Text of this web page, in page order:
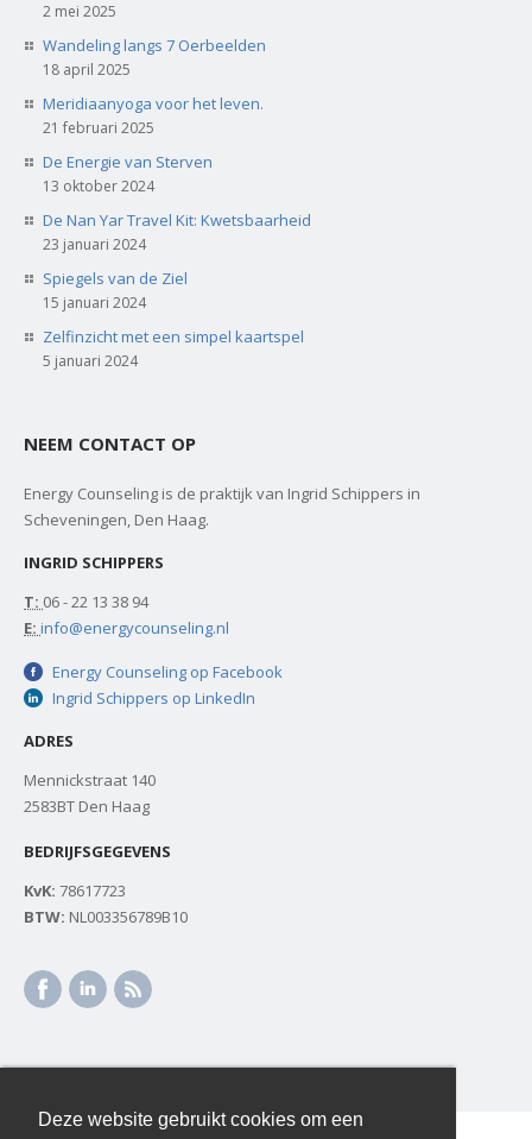
Deze website gebruikt cookies om een
2 mei 2025
Wandeling langs 7 Oerbeelden
18 april 2025
Meridiaanyoga voor het leven.
21 februari 2025
De Energie van Sterven
13 oktober 2024
De Nan Yar Travel Kit: Kwetsbaarheid
23 januari 2024
Spiegels van de Ziel
15 januari 2024
Zelfinzicht met een simpel kaartspel
5 januari 2024
NEEM CONTACT OP
Energy Counseling is de praktijk van Ingrid Schippers in
Scheveningen, Den Haag.
INGRID SCHIPPERS
T: 06 - 22 13 38 94
E: info@energycounseling.nl
Energy Counseling op Facebook
Ingrid Schippers op LinkedIn
ADRES
Mennickstraat 140
2583BT Den Haag
BEDRIJFSGEGEVENS
KvK: 78617723
BTW: NL003356789B10